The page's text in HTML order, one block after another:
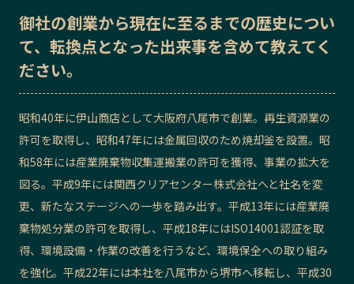
御社の創業から現在に至るまでの歴史につい
て、転換点となった出来事を含めて教えてく
ださい。
昭和40年に伊山商店として大阪府八尾市で創業。再生資源業の
許可を取得し、昭和47年には金属回収のため焼却釜を設置。昭
和58年には産業廃棄物収集運搬業の許可を獲得、事業の拡大を
図る。平成9年には関西クリアセンター株式会社へと社名を変
更、新たなステージへの一歩を踏み出す。平成13年には産業廃
棄物処分業の許可を取得し、平成18年にはISO14001認証を取
得、環境設備・作業の改善を行うなど、環境保全への取り組み
を強化。平成22年には本社を八尾市から堺市へ移転し、平成30